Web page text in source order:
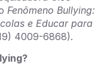
Fenômeno Bullying:
e Educar para
4009-6868).